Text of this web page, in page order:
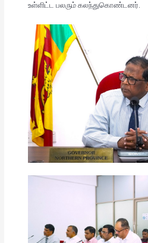
உள்ளிட்ட பலரும் கலந்துகொண்டனர்.